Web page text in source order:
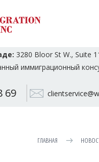
3280 Bloor St W., Suite
иммиграционный
69
ГЛАВНАЯ